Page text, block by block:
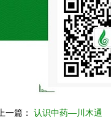
上一篇： 认识中药—川木通